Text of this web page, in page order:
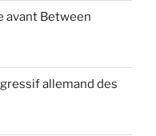
avant Between
allemand des